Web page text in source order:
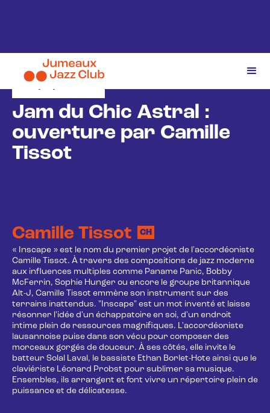
25/2/2026
Jam du Chic Astral :
ouverture par Camille
Tissot
Camille Tissot
CH
« Inscape » est le nom du premier projet de l'accordéoniste
Camille Tissot. À travers des compositions de jazz moderne
aux influences multiples comme Paname Panic, Bobby
McFerrin, Sophie Hunger ou encore le groupe britannique
Alt-J, Camille Tissot emmène son instrument sur des
terrains inattendus. "Inscape" est un mot inventé et laisse
résonner l'idée d'un échappatoire en soi, d'un endroit
intime plein de ressources magnifiques. L'accordéoniste
lausannoise puise dans son vécu pour composer des
morceaux gorgés de douceur. À ses côtés, elle invite le
batteur Solal Laval, le bassiste Ethan Borlet-Hote ainsi que le
claviériste Léonard Probst pour sublimer sa musique.
Ensembles, ils arrangent et font vivre un répertoire plein de
puissance et de délicatesse.